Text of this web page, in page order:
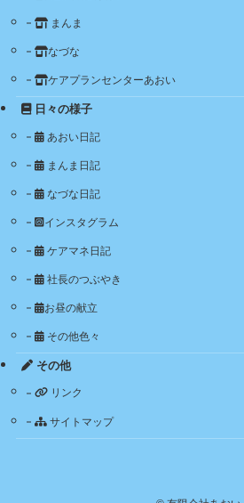
まんま
なづな
ケアプランセンターあおい
日々の様子
あおい日記
まんま日記
なづな日記
インスタグラム
ケアマネ日記
社長のつぶやき
お昼の献立
その他色々
その他
リンク
サイトマップ